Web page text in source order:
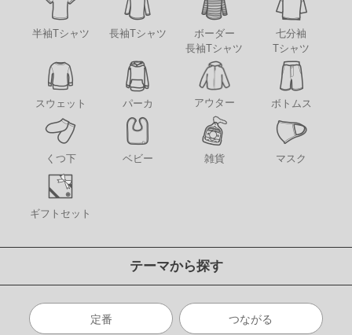
半袖Tシャツ 長袖Tシャツ
ボーダー
長袖Tシャツ
七分袖
Tシャツ
スウェット パーカ アウター ボトムス
くつ下 ベビー 雑貨 マスク
ギフトセット
テーマから探す
定番 つながる